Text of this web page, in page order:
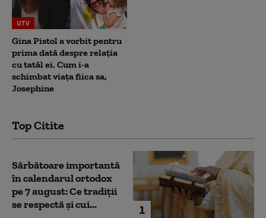
UTV
Gina Pistol a vorbit pentru
prima dată despre relația
cu tatăl ei. Cum i-a
schimbat viața fiica sa,
Josephine
Top Citite
1
Sărbătoare importantă
în calendarul ortodox
pe 7 august: Ce tradiții
se respectă și cui...